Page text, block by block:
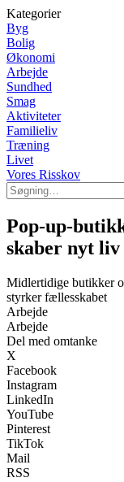
Kategorier
Byg
Bolig
Økonomi
Arbejde
Sundhed
Smag
Aktiviteter
Familieliv
Træning
Livet
Vores Risskov
Pop-up-
skaber nyt
Midlertidige butikker
styrker fællesskabet
Arbejde
Arbejde
Del med omtanke
X
Facebook
Instagram
LinkedIn
YouTube
Pinterest
TikTok
Mail
RSS